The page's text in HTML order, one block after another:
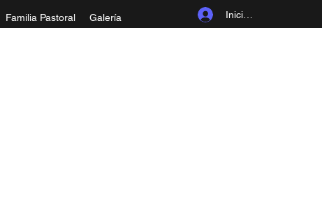
Iniciar sesión
Familia Pastoral Galería